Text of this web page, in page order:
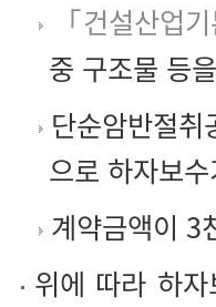
「건설산업
중 구조물 등
단순암반절
으로 하자보
계약금액이 3
위에 따라 하